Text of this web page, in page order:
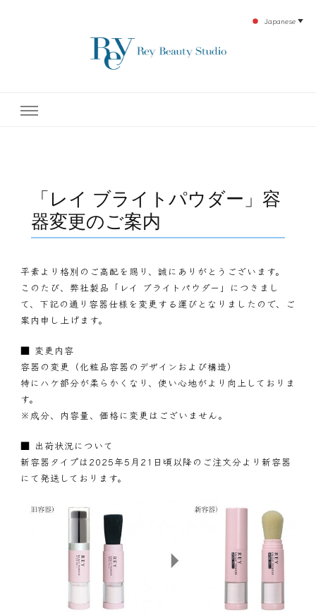
テ開設45年の実績を誇る本格エステだからこそ、お客様が必ず満足してもらえるこ
「レイ ブライトパウダー」容
器変更のご案内
平素より格別のご高配を賜り、誠にありがとうございます。
このたび、弊社製品「レイ ブライトパウダー」につきまし
て、下記の通り容器仕様を変更する運びとなりましたので、ご
案内申し上げます。
■ 変更内容
容器の変更（化粧品容器のデザインおよび構造）
特にハケ部分が柔らかくなり、使い心地がより向上しておりま
す。
※成分、内容量、価格に変更はございません。
■ 出荷状況について
新容器タイプは2025年5月21日頃以降のご注文分より新容器
にて発送しております。
Japanese ▼